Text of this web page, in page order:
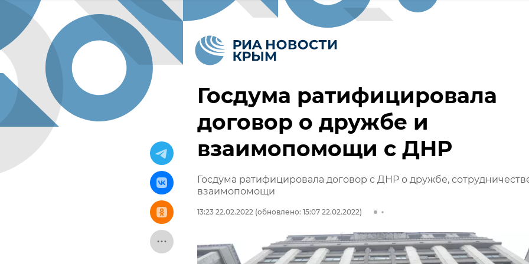
Госдума ратифицировала
договор о дружбе и
взаимопомощи с ДНР
Госдума ратифицировала договор с ДНР о дружбе,
взаимопомощи
13:23 22.02.2022 (обновлено: 15:07 22.02.2022)